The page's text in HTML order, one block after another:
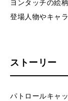
ヨンタッチの絵
登場人物やキャ
ストーリー
パトロールキャ